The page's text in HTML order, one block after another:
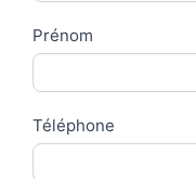
Prénom
Téléphone